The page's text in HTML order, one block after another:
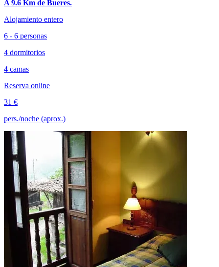
A 9.6 Km de Bueres.
Alojamiento entero
6 - 6 personas
4 dormitorios
4 camas
Reserva online
31 €
pers./noche (aprox.)